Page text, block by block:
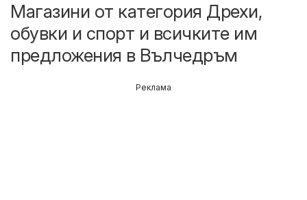
Магазини от категория Дрехи,
обувки и спорт и всичките им
предложения в Вълчедръм
Реклама